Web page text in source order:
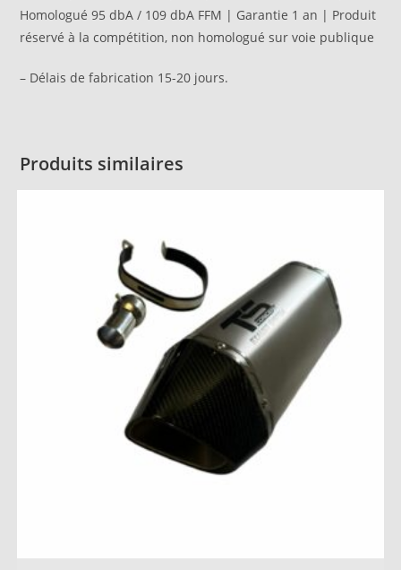
Homologué 95 dbA / 109 dbA FFM | Garantie 1 an | Produit
réservé à la compétition, non homologué sur voie publique
– Délais de fabrication 15-20 jours.
Produits similaires